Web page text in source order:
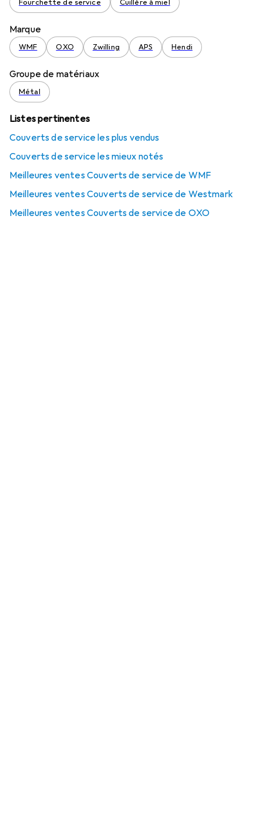
Fourchette de service Cuillère à miel
Marque
WMF OXO Zwilling APS Hendi
Groupe de matériaux
Métal
Listes pertinentes
Couverts de service les plus vendus
Couverts de service les mieux notés
Meilleures ventes Couverts de service de WMF
Meilleures ventes Couverts de service de Westmark
Meilleures ventes Couverts de service de OXO